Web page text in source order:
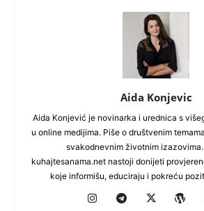
Aida Konjevic
Aida Konjević je novinarka i urednica s
u online medijima. Piše o društvenim
svakodnevnim životnim
kuhajtesanama.net nastoji donijeti
koje informišu, educiraju i pokreću